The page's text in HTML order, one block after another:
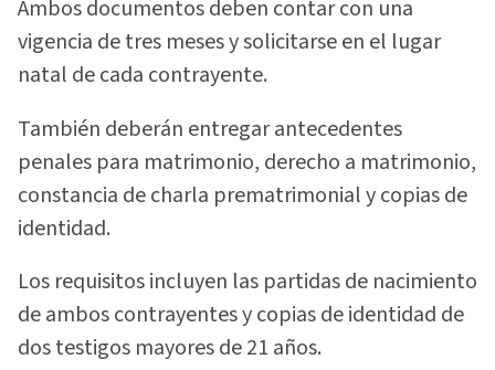
Ambos documentos deben contar con una
vigencia de tres meses y solicitarse en el lugar
natal de cada contrayente.
También deberán entregar antecedentes
penales para matrimonio, derecho a matrimonio,
constancia de charla prematrimonial y copias de
identidad.
Los requisitos incluyen las partidas de nacimiento
de ambos contrayentes y copias de identidad de
dos testigos mayores de 21 años.